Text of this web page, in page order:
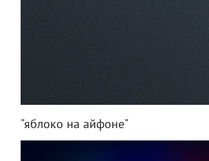
"яблоко на айфоне"